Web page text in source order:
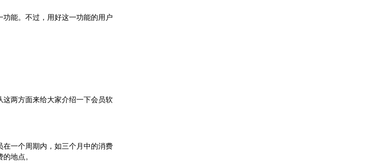
能。不过，用好这一功能的用户
两方面来给大家介绍一下会员软
一个周期内，如三个月中的消费
地点。